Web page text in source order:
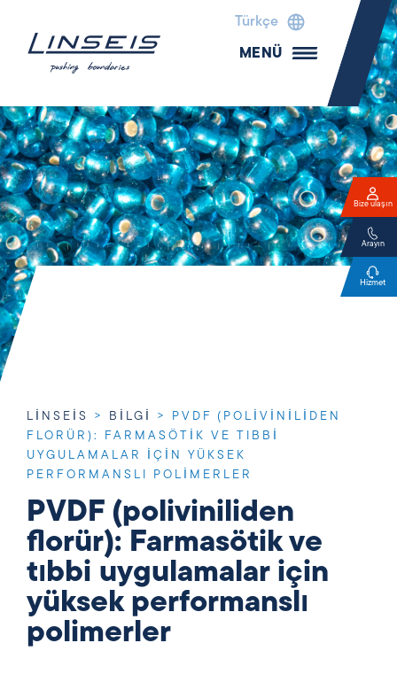
Türkçe
MENÜ
LINSEIS > BILGI > PVDF (POLIVINILIDEN
FLORÜR): FARMASÖTIK VE TIBBI
UYGULAMALAR IÇIN YÜKSEK
PERFORMANSLI POLIMERLER
PVDF (poliviniliden
florür): Farmasötik ve
tıbbi uygulamalar için
yüksek performanslı
polimerler
Bize ulaşın
Arayın
Hizmet